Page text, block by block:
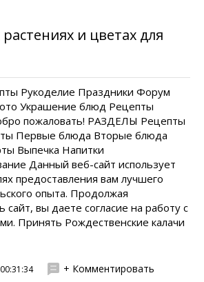
и цветах для
Рукоделие Праздники Форум
Украшение блюд Рецепты
пожаловать! РАЗДЕЛЫ Рецепты
Первые блюда Вторые блюда
Выпечка Напитки
Данный веб-сайт использует
предоставления вам лучшего
опыта. Продолжая
сайт, вы даете согласие на работу с
Принять Рождественские калачи
+ Комментировать